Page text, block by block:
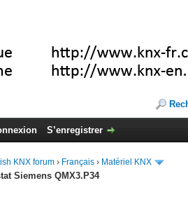
S’enregistrer
KNX forum › Français › Matériel KNX
Siemens QMX3.P34